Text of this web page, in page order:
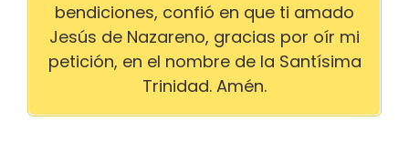
bendiciones, confió en que ti amado
Jesús de Nazareno, gracias por oír mi
petición, en el nombre de la Santísima
Trinidad. Amén.